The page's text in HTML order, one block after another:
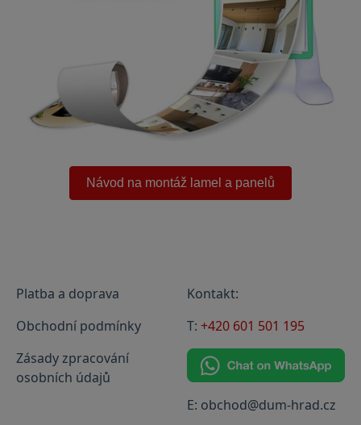
Návod na montáž lamel a panelů
Platba a doprava
Obchodní podmínky
Zásady zpracování
osobních údajů
Kontakt:
T: +420 601 501 195
E: obchod@dum-hrad.cz